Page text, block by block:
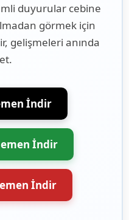
duyurular cebine
görmek için
gelişmeleri anında
İndir
İndir
İndir